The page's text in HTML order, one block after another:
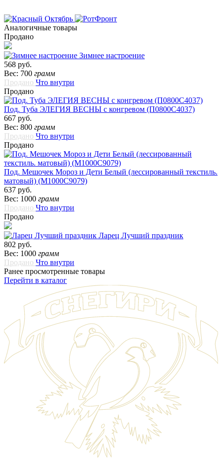
Аналогичные товары
Продано
Зимнее настроение
568 руб.
Вес: 700 грамм
Продано Что внутри
Продано
Под. Туба ЭЛЕГИЯ ВЕСНЫ с конгревом (П0800С4037)
667 руб.
Вес: 800 грамм
Продано Что внутри
Продано
Под. Мешочек Мороз и Дети Белый (лессированный текстиль.
матовый) (М1000С9079)
637 руб.
Вес: 1000 грамм
Продано Что внутри
Продано
Ларец Лучший праздник
802 руб.
Вес: 1000 грамм
Продано Что внутри
Ранее просмотренные товары
Перейти в каталог